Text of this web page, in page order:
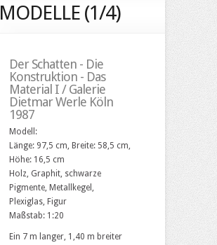
MODELLE (1/4)
Der Schatten - Die
Konstruktion - Das
Material I / Galerie
Dietmar Werle Köln
1987
Modell:
Länge: 97,5 cm, Breite: 58,5 cm,
Höhe: 16,5 cm
Holz, Graphit, schwarze
Pigmente, Metallkegel,
Plexiglas, Figur
Maßstab: 1:20
Ein 7 m langer, 1,40 m breiter